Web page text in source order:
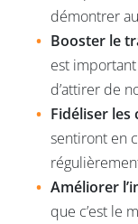
démontrer
Booster le
est
d’attirer de
Fidéliser les
sentiront en
Améliorer
que c’est le